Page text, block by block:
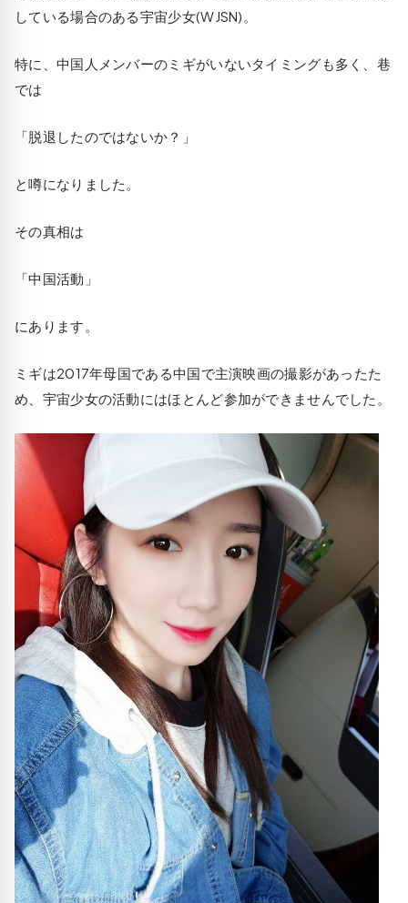
している場合のある宇宙少女(WJSN)。
特に、中国人メンバーのミギがいないタイミングも多く、巷
では
「脱退したのではないか？」
と噂になりました。
その真相は
「中国活動」
にあります。
ミギは2017年母国である中国で主演映画の撮影があったた
め、宇宙少女の活動にはほとんど参加ができませんでした。